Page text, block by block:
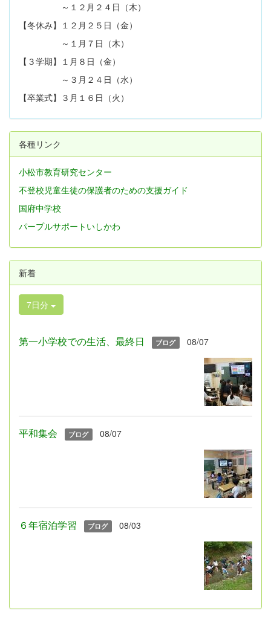
～１２月２４日（木）
【冬休み】１２月２５日（金）
～１月７日（木）
【３学期】１月８日（金）
～３月２４日（水）
【卒業式】３月１６日（火）
各種リンク
小松市教育研究センター
不登校児童生徒の保護者のための支援ガイド
国府中学校
パープルサポートいしかわ
新着
7日分
第一小学校での生活、最終日 ブログ 08/07
平和集会 ブログ 08/07
６年宿泊学習 ブログ 08/03